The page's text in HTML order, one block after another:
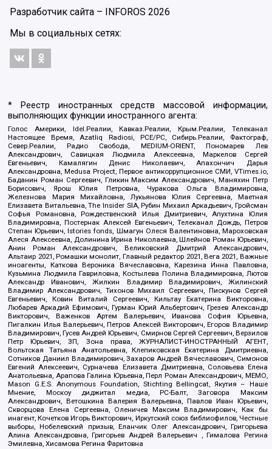
Разработчик сайта – INFOROS 2026
Мы в социальных сетях:
* Реестр иностранных средств массовой информации,
выполняющих функции иностранного агента:
Голос Америки, Idel.Реалии, Кавказ.Реалии, Крым.Реалии, Телеканал
Настоящее Время, Azatliq Radiosi, PCE/PC, Сибирь.Реалии, Фактограф,
Север.Реалии, Радио Свобода, MEDIUM-ORIENT, Пономарев Лев
Александрович, Савицкая Людмила Алексеевна, Маркелов Сергей
Евгеньевич, Камалягин Денис Николаевич, Апахончич Дарья
Александровна, Medusa Project, Первое антикоррупционное СМИ, VTimes.io,
Баданин Роман Сергеевич, Гликин Максим Александрович, Маняхин Петр
Борисович, Ярош Юлия Петровна, Чуракова Ольга Владимировна,
Железнова Мария Михайловна, Лукьянова Юлия Сергеевна, Маетная
Елизавета Витальевна, The Insider SIA, Рубин Михаил Аркадьевич, Гройсман
Софья Романовна, Рождественский Илья Дмитриевич, Апухтина Юлия
Владимировна, Постернак Алексей Евгеньевич, Телеканал Дождь, Петров
Степан Юрьевич, Istories fonds, Шмагун Олеся Валентиновна, Мароховская
Алеся Алексеевна, Долинина Ирина Николаевна, Шлейнов Роман Юрьевич,
Анин Роман Александрович, Великовский Дмитрий Александрович,
Альтаир 2021, Ромашки монолит, Главный редактор 2021, Вега 2021, Важные
иноагенты, Каткова Вероника Вячеславовна, Карезина Инна Павловна,
Кузьмина Людмила Гавриловна, Костылева Полина Владимировна, Лютов
Александр Иванович, Жилкин Владимир Владимирович, Жилинский
Владимир Александрович, Тихонов Михаил Сергеевич, Пискунов Сергей
Евгеньевич, Ковин Виталий Сергеевич, Кильтау Екатерина Викторовна,
Любарев Аркадий Ефимович, Гурман Юрий Альбертович, Грезев Александр
Викторович, Важенков Артем Валерьевич, Иванова София Юрьевна,
Пигалкин Илья Валерьевич, Петров Алексей Викторович, Егоров Владимир
Владимирович, Гусев Андрей Юрьевич, Смирнов Сергей Сергеевич, Верзилов
Петр Юрьевич, ЗП, Зона права, ЖУРНАЛИСТ-ИНОСТРАННЫЙ АГЕНТ,
Вольтская Татьяна Анатольевна, Клепиковская Екатерина Дмитриевна,
Сотников Даниил Владимирович, Захаров Андрей Вячеславович, Симонов
Евгений Алексеевич, Сурначева Елизавета Дмитриевна, Соловьева Елена
Анатольевна, Арапова Галина Юрьевна, Перл Роман Александрович, МЕМО,
Mason G.E.S. Anonymous Foundation, Stichting Bellingcat, Якутия – Наше
Мнение, Москоу диджитал медиа, РС-Балт, Заговора Максим
Александрович, Ветошкина Валерия Валерьевна, Павлов Иван Юрьевич,
Скворцова Елена Сергеевна, Оленичев Максим Владимирович, Как бы
инагент, Кочетков Игорь Викторович, Иркутский союз библиофилов, Честные
выборы, Нобелевский призыв, Еланчик Олег Александрович, Григорьева
Алина Александровна, Григорьев Андрей Валерьевич , Гималова Регина
Эмилевна, Хисамова Регина Фаритовна